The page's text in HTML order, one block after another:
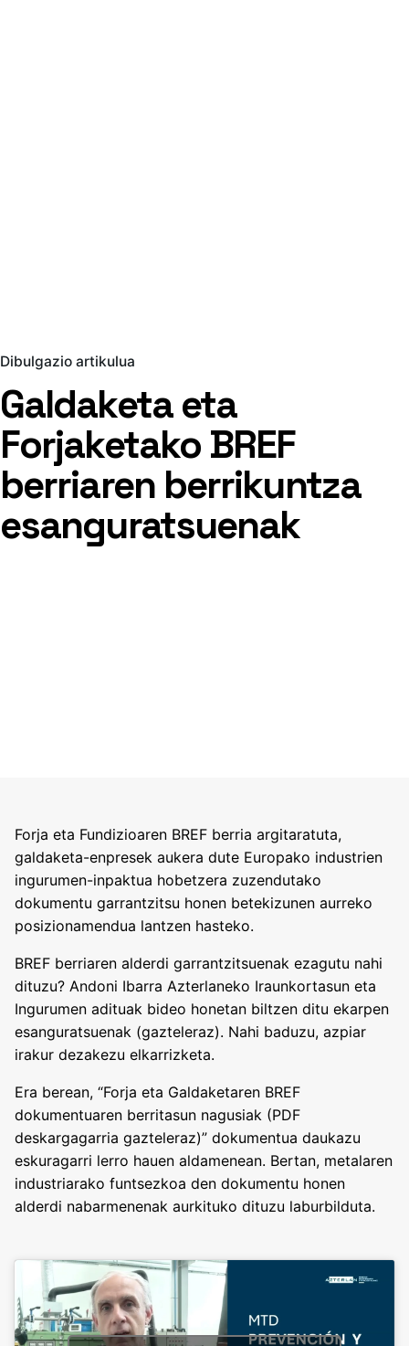
Dibulgazio artikulua
Galdaketa eta
Forjaketako BREF
berriaren berrikuntza
esanguratsuenak
Forja eta Fundizioaren BREF berria argitaratuta,
galdaketa-enpresek aukera dute Europako industrien
ingurumen-inpaktua hobetzera zuzendutako
dokumentu garrantzitsu honen betekizunen aurreko
posizionamendua lantzen hasteko.
BREF berriaren alderdi garrantzitsuenak ezagutu nahi
dituzu? Andoni Ibarra Azterlaneko Iraunkortasun eta
Ingurumen adituak bideo honetan biltzen ditu ekarpen
esanguratsuenak (gazteleraz). Nahi baduzu, azpiar
irakur dezakezu elkarrizketa.
Era berean, “Forja eta Galdaketaren BREF
dokumentuaren berritasun nagusiak (PDF
deskargagarria gazteleraz)” dokumentua daukazu
eskuragarri lerro hauen aldamenean. Bertan, metalaren
industriarako funtsezkoa den dokumentu honen
alderdi nabarmenenak aurkituko dituzu laburbilduta.